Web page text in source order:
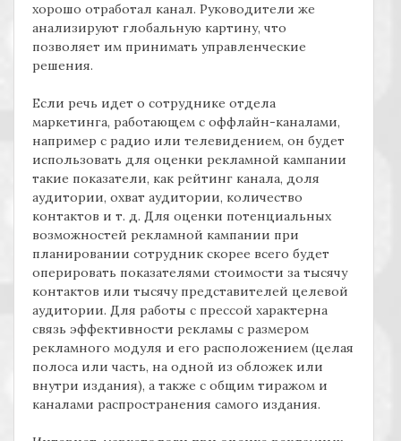
хорошо отработал канал. Руководители же
анализируют глобальную картину, что
позволяет им принимать управленческие
решения.
Если речь идет о сотруднике отдела
маркетинга, работающем с оффлайн-каналами,
например с радио или телевидением, он будет
использовать для оценки рекламной кампании
такие показатели, как рейтинг канала, доля
аудитории, охват аудитории, количество
контактов и т. д. Для оценки потенциальных
возможностей рекламной кампании при
планировании сотрудник скорее всего будет
оперировать показателями стоимости за тысячу
контактов или тысячу представителей целевой
аудитории. Для работы с прессой характерна
связь эффективности рекламы с размером
рекламного модуля и его расположением (целая
полоса или часть, на одной из обложек или
внутри издания), а также с общим тиражом и
каналами распространения самого издания.